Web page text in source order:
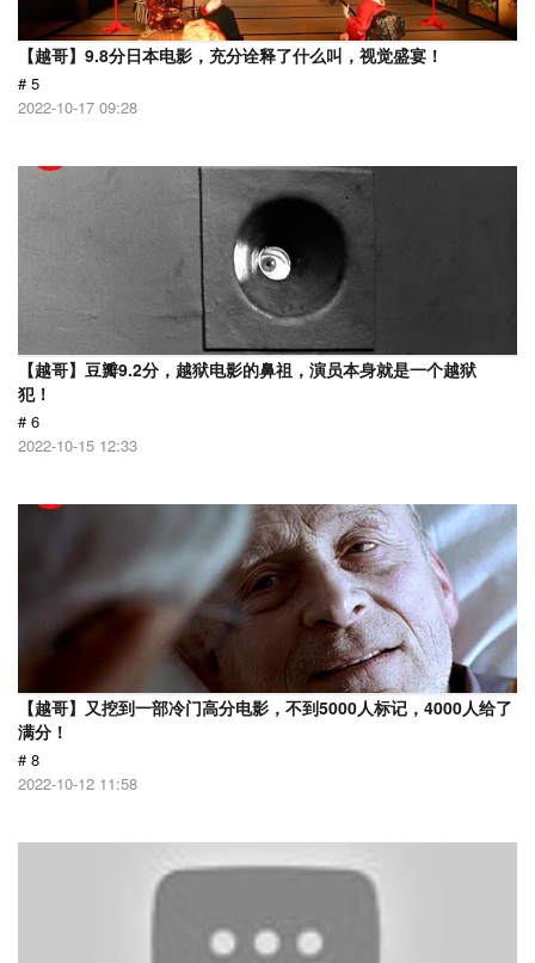
【越哥】9.8分日本电影，充分诠释了什么叫，视觉盛宴！
# 5
2022-10-17 09:28
【越哥】豆瓣9.2分，越狱电影的鼻祖，演员本身就是一个越狱
犯！
# 6
2022-10-15 12:33
【越哥】又挖到一部冷门高分电影，不到5000人标记，4000人给了
满分！
# 8
2022-10-12 11:58